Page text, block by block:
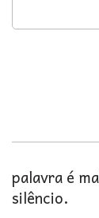
palavra é
silêncio.